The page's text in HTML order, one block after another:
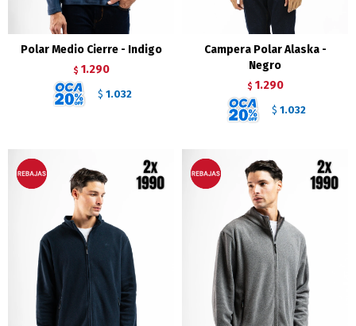
Polar Medio Cierre - Indigo
$ 1.290
$ 1.032
Campera Polar Alaska -
Negro
$ 1.290
$ 1.032